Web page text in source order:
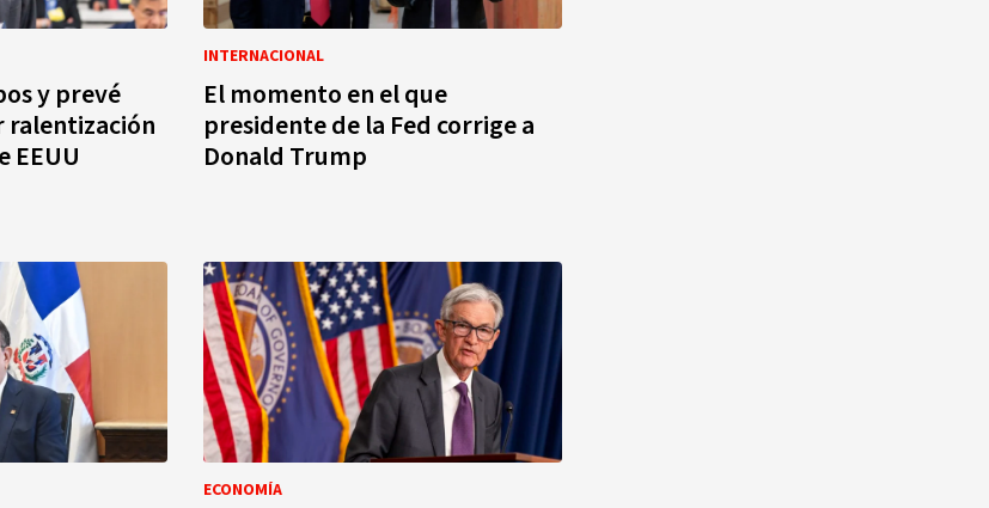
y prevé
ralentización
EEUU
INTERNACIONAL
El momento en el que
presidente de la Fed corrige a
Donald Trump
ECONOMÍA